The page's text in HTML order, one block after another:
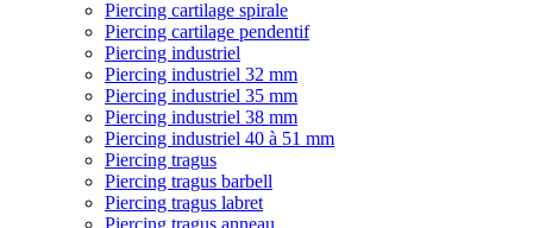
Piercing cartilage spirale
Piercing cartilage pendentif
Piercing industriel
Piercing industriel 32 mm
Piercing industriel 35 mm
Piercing industriel 38 mm
Piercing industriel 40 à 51 mm
Piercing tragus
Piercing tragus barbell
Piercing tragus labret
Piercing tragus anneau